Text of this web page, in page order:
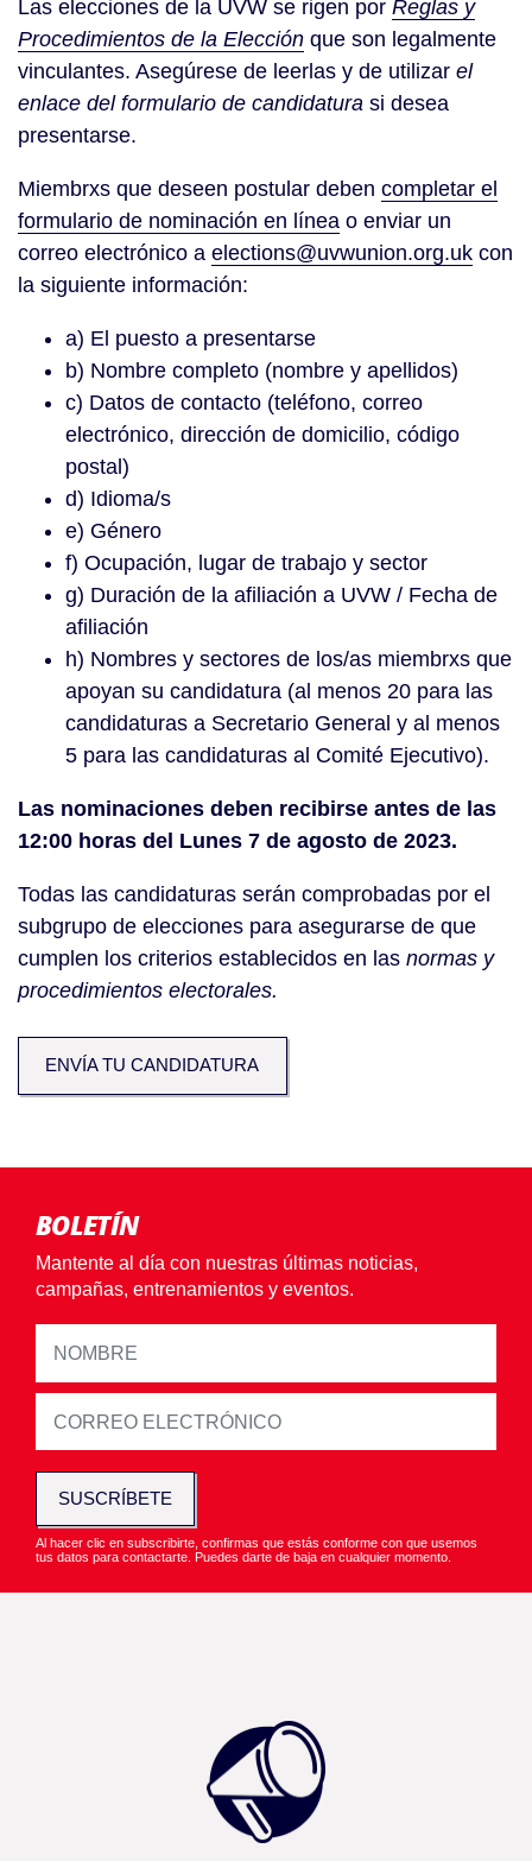
Las elecciones de la UVW se rigen por Reglas y
Procedimientos de la Elección que son legalmente
vinculantes. Asegúrese de leerlas y de utilizar el
enlace del formulario de candidatura si desea
presentarse.
Miembrxs que deseen postular deben completar el
formulario de nominación en línea o enviar un
correo electrónico a elections@uvwunion.org.uk con
la siguiente información:
a) El puesto a presentarse
b) Nombre completo (nombre y apellidos)
c) Datos de contacto (teléfono, correo
electrónico, dirección de domicilio, código
postal)
d) Idioma/s
e) Género
f) Ocupación, lugar de trabajo y sector
g) Duración de la afiliación a UVW / Fecha de
afiliación
h) Nombres y sectores de los/as miembrxs que
apoyan su candidatura (al menos 20 para las
candidaturas a Secretario General y al menos
5 para las candidaturas al Comité Ejecutivo).
Las nominaciones deben recibirse antes de las
12:00 horas del Lunes 7 de agosto de 2023.
Todas las candidaturas serán comprobadas por el
subgrupo de elecciones para asegurarse de que
cumplen los criterios establecidos en las normas y
procedimientos electorales.
ENVÍA TU CANDIDATURA
BOLETÍN
Mantente al día con nuestras últimas noticias,
campañas, entrenamientos y eventos.
SUSCRÍBETE
Al hacer clic en subscribirte, confirmas que estás conforme con que usemos
tus datos para contactarte. Puedes darte de baja en cualquier momento.